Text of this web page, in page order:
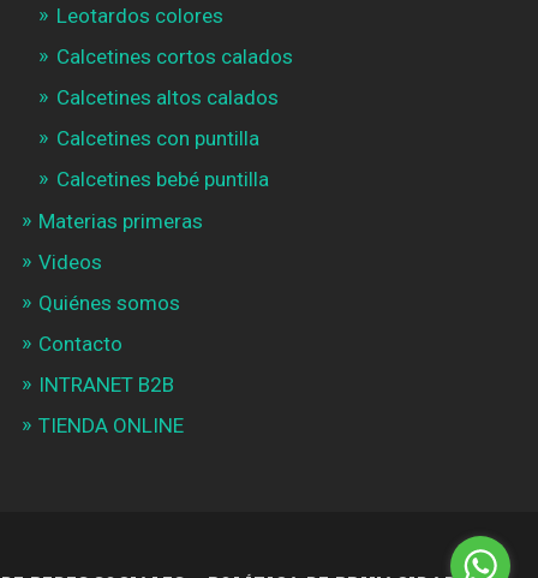
Leotardos colores
Calcetines cortos calados
Calcetines altos calados
Calcetines con puntilla
Calcetines bebé puntilla
Materias primeras
Videos
Quiénes somos
Contacto
INTRANET B2B
TIENDA ONLINE